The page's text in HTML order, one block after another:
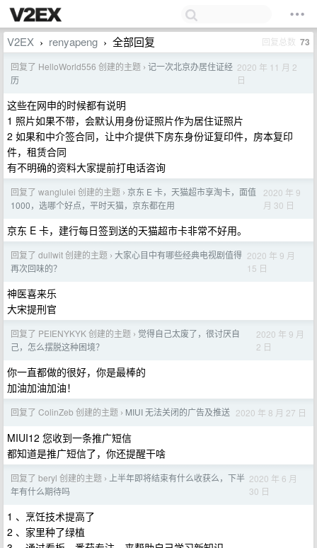
V2EX › renyapeng › 全部回复 回复总数 73
回复了 HelloWorld556 创建的主题 › 记一次北京办居住证经
历
2020 年 11 月 2
日
这些在网申的时候都有说明
1 照片如果不带，会默认用身份证照片作为居住证照片
2 如果和中介签合同，让中介提供下房东身份证复印件，房本复印
件，租赁合同
有不明确的资料大家提前打电话咨询
回复了 wanglulei 创建的主题 › 京东 E 卡，天猫超市享淘卡，面值
1000，选哪个好点，平时天猫，京东都在用
2020 年 9
月 30 日
京东 E 卡，建行每日签到送的天猫超市卡非常不好用。
回复了 dullwit 创建的主题 › 大家心目中有哪些经典电视剧值得
再次回味的？
2020 年 9 月
15 日
神医喜来乐
大宋提刑官
回复了 PEIENYKYK 创建的主题 › 觉得自己太废了，很讨厌自
己，怎么摆脱这种困境？
2020 年 9 月
2 日
你一直都做的很好，你是最棒的
加油加油加油！
回复了 ColinZeb 创建的主题 › MIUI 无法关闭的广告及推送 2020 年 8 月 27 日
MIUI12 您收到一条推广短信
都知道是推广短信了，你还提醒干啥
回复了 beryl 创建的主题 ›
上半年即将结束有什么收获么，下半
年有什么期待吗
2020 年 6 月
30 日
1 、烹饪技术提高了
2 、家里种了绿植